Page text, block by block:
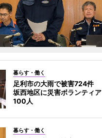
暮らす・働く
足利市の大雨で被害724件
坂西地区に災害ボランティア
100人
暮らす・働く